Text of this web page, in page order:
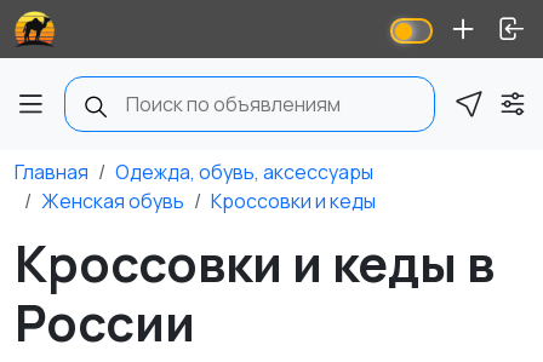
Главная
Одежда, обувь, аксессуары
Женская обувь
Кроссовки и кеды
Кроссовки и кеды в
России